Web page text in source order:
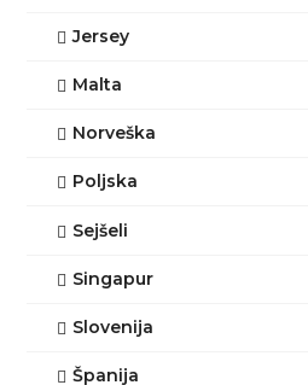
Jersey
Malta
Norveška
Poljska
Sejšeli
Singapur
Slovenija
Španija